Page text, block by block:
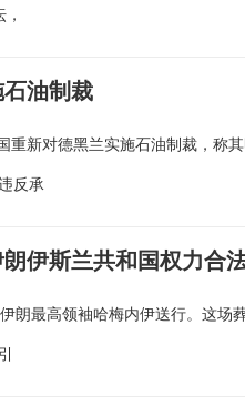
油制裁
重新对德黑兰实施石油制裁，称
反承
伊斯兰共和国权力合
朗最高领袖哈梅内伊送行。这场